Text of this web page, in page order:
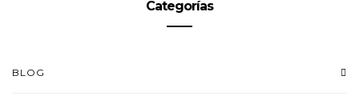
Categorías
BLOG